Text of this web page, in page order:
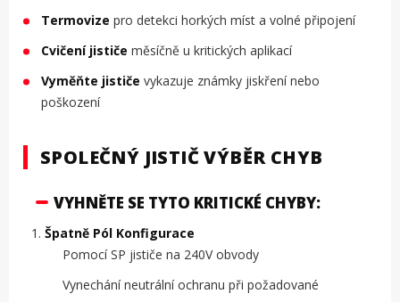
Termovize pro detekci horkých míst a volné připojení
Cvičení jističe měsíčně u kritických aplikací
Vyměňte jističe vykazuje známky jiskření nebo
poškození
SPOLEČNÝ JISTIČ VÝBĚR CHYB
VYHNĚTE SE TYTO KRITICKÉ CHYBY:
Špatně Pól Konfigurace
Pomocí SP jističe na 240V obvody
Vynechání neutrální ochranu při požadované